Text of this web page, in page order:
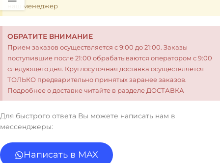
наш менеджер
ОБРАТИТЕ ВНИМАНИЕ
Прием заказов осуществляется с 9:00 до 21:00. Заказы
поступившие после 21:00 обрабатываются оператором с 9:00
следующего дня. Круглосуточная доставка осуществляется
ТОЛЬКО предварительно принятых заранее заказов.
Подробнее о доставке читайте в разделе ДОСТАВКА
Для быстрого ответа Вы можете написать нам в
мессенджеры:
Написать в MAX